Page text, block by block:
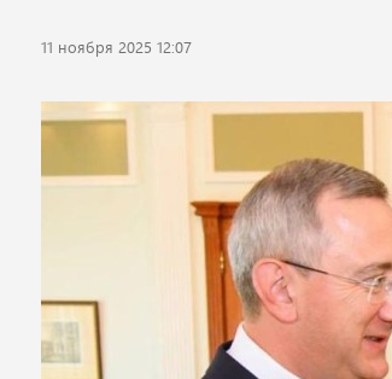
11 ноября 2025 12:07